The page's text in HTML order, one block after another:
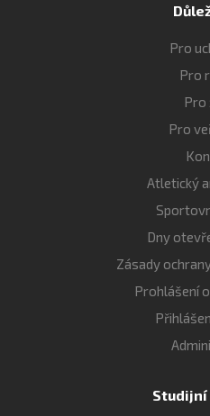
Pro
Pro
Pro
Pro
Atletický
Dny
Zásady
Prohlášení